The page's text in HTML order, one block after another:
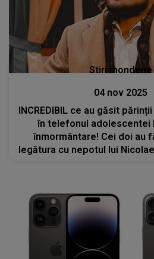
Stiri mondene
04 nov 2025
INCREDIBIL ce au găsit
în telefonul adolescentei
înmormântare! Cei doi au
legătura cu nepotul lui